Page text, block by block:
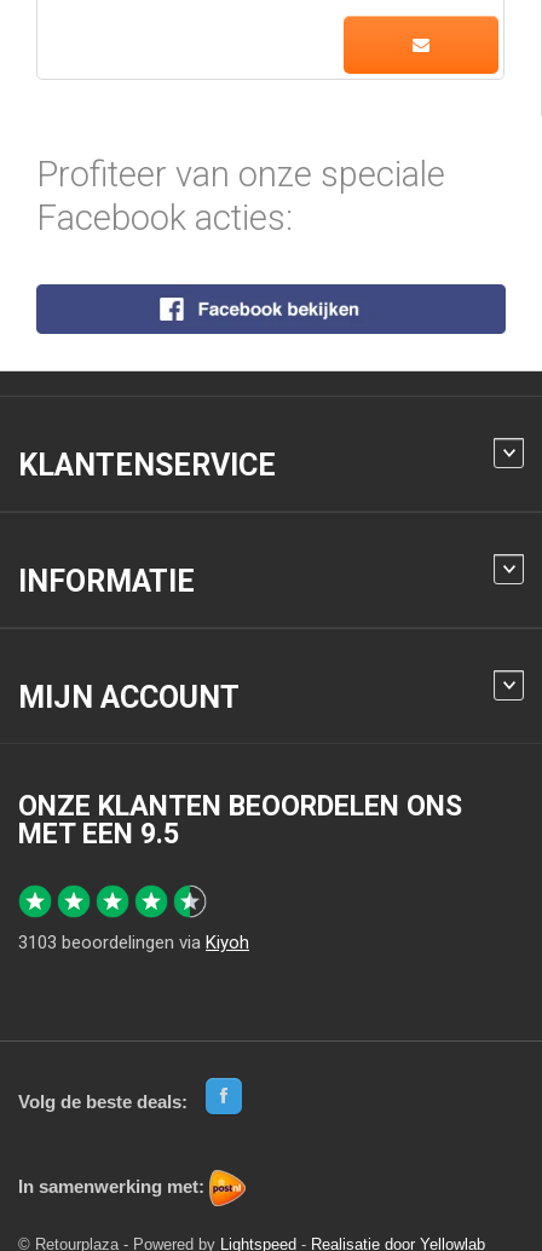
Profiteer van onze speciale
Facebook acties:
KLANTENSERVICE
INFORMATIE
MIJN ACCOUNT
ONZE KLANTEN BEOORDELEN ONS
MET EEN 9.5
3103 beoordelingen via Kiyoh
Volg de beste deals:
In samenwerking met:
© Retourplaza - Powered by Lightspeed - Realisatie door Yellowlab